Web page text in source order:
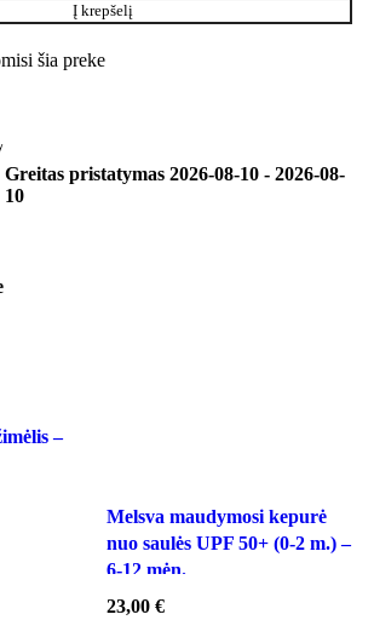
Į krepšelį
šia preke
Greitas pristatymas 2026-08-10 - 2026-08-
10
–
Melsva maudymosi kepurė
nuo saulės UPF 50+ (0-2 m.) –
6-12 mėn.
23,00 €